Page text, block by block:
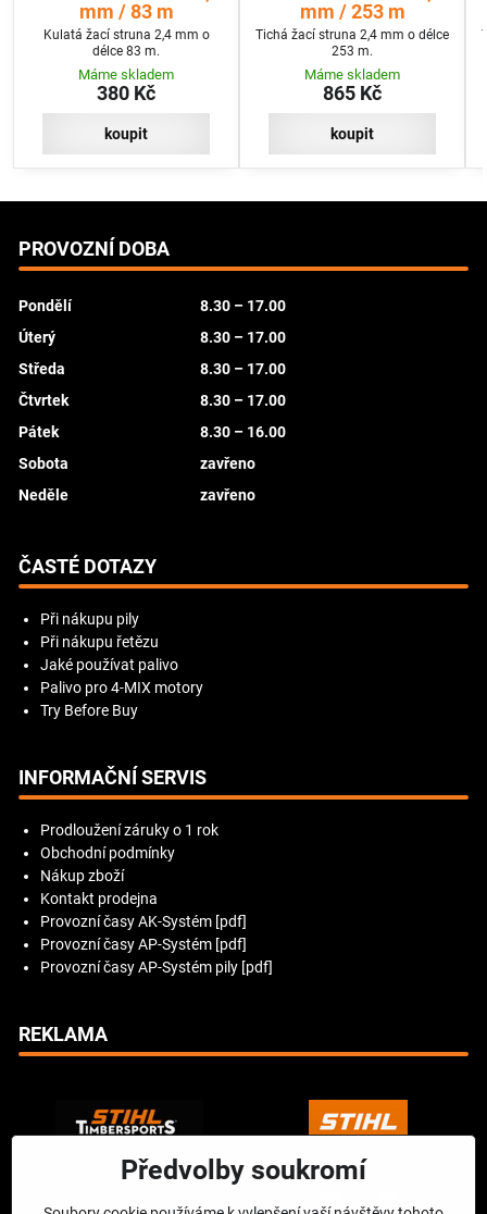
mm / 83 m
Kulatá žací struna 2,4 mm o
délce 83 m.
Máme skladem
380 Kč
koupit
mm / 253 m
Tichá žací struna 2,4 mm o délce
253 m.
Máme skladem
865 Kč
koupit
PROVOZNÍ DOBA
Pondělí
8.30 – 17.00
Úterý
8.30 – 17.00
Středa
8.30 – 17.00
Čtvrtek
8.30 – 17.00
Pátek
8.30 – 16.00
Sobota
zavřeno
Neděle
zavřeno
ČASTÉ DOTAZY
Při nákupu pily
Při nákupu řetězu
Jaké používat palivo
Palivo pro 4-MIX motory
Try Before Buy
INFORMAČNÍ SERVIS
Prodloužení záruky o 1 rok
Obchodní podmínky
Nákup zboží
Kontakt prodejna
Provozní časy AK-Systém [pdf]
Provozní časy AP-Systém [pdf]
Provozní časy AP-Systém pily [pdf]
REKLAMA
Předvolby soukromí